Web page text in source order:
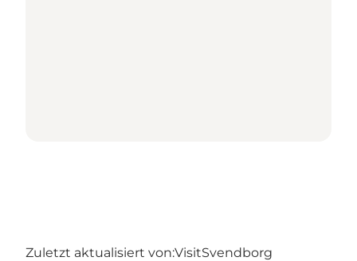
Zuletzt aktualisiert von:VisitSvendborg